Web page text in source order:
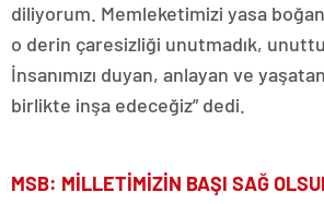
diliyorum. Memleketimizi yasa boğan
o derin çaresizliği unutmadık,
İnsanımızı duyan, anlayan ve
birlikte inşa edeceğiz” dedi.
MSB: MİLLETİMİZİN BAŞI SAĞ